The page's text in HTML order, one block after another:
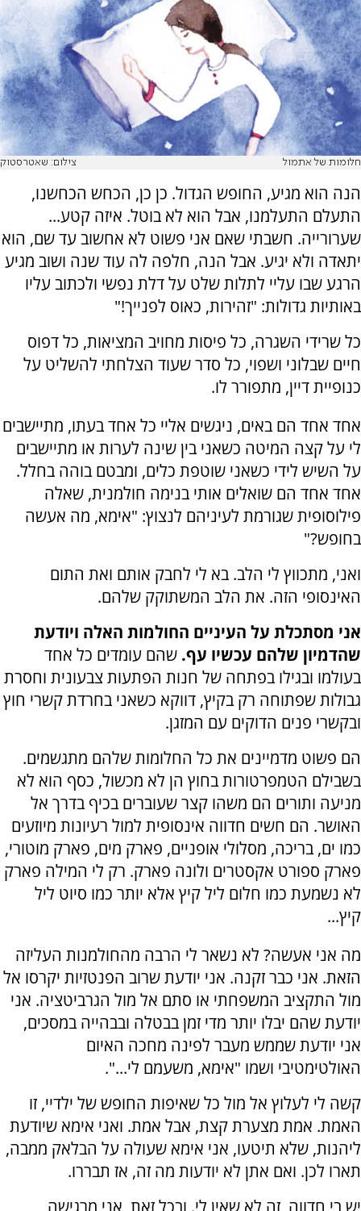
חלומות של אתמול צילום: שאטרסטוק
הנה הוא מגיע, החופש הגדול. כן כן, הכחש הכחשנו,
התעלם התעלמנו, אבל הוא לא בוטל. איזה קטע...
שערורייה. חשבתי שאם אני פשוט לא אחשוב עד שם, הוא
יתאדה ולא יגיע. אבל הנה, חלפה לה עוד שנה ושוב מגיע
הרגע שבו עליי לתלות שלט על דלת נפשי ולכתוב עליו
באותיות גדולות: "זהירות, כאוס לפנייך!"
כל שרידי השגרה, כל פיסות מחויב המציאות, כל דפוס
חיים שבלוני ושפוי, כל סדר שעוד הצלחתי להשליט על
כנופיית דיין, מתפורר לו.
אחד אחד הם באים, ניגשים אליי כל אחד בעתו, מתיישבים
לי על קצה המיטה כשאני בין שינה לערות או מתיישבים
על השיש לידי כשאני שוטפת כלים, ומבטם בוהה בחלל.
אחד אחד הם שואלים אותי בנימה חולמנית, שאלה
פילוסופית שגורמת לעיניהם לנצוץ: "אימא, מה אעשה
בחופש?"
ואני, מתכווץ לי הלב. בא לי לחבק אותם ואת התום
האינסופי הזה. את הלב המשתוקק שלהם.
אני מסתכלת על העיניים החולמות האלה ויודעת
שהדמיון שלהם עכשיו עף. שהם עומדים כל אחד
בעולמו ובגילו בפתחה של חנות הפתעות צבעונית וחסרת
גבולות שפתוחה רק בקיץ, דווקא כשאני בחרדת קשרי חוץ
ובקשרי פנים הדוקים עם המזגן.
הם פשוט מדמיינים את כל החלומות שלהם מתגשמים.
בשבילם הטמפרטורות בחוץ הן לא מכשול, כסף הוא לא
מניעה ותורים הם משהו קצר שעוברים בכיף בדרך אל
האושר. הם חשים חדווה אינסופית למול רעיונות מיוזעים
כמו ים, בריכה, מסלולי אופניים, פארק מים, פארק מוטורי,
פארק ספורט אקסטרים ולונה פארק. רק לי המילה פארק
לא נשמעת כמו חלום ליל קיץ אלא יותר כמו סיוט ליל
קיץ...
מה אני אעשה? לא נשאר לי הרבה מהחולמנות העליזה
הזאת. אני כבר זקנה. אני יודעת שרוב הפנטזיות יקרסו אל
מול התקציב המשפחתי או סתם אל מול הגרביטציה. אני
יודעת שהם יבלו יותר מדי זמן בבטלה ובבהייה במסכים,
אני יודעת שממש מעבר לפינה מחכה האיום
האולטימטיבי ושמו "אימא, משעמם לי...".
קשה לי לעלוץ אל מול כל שאיפות החופש של ילדיי, זו
האמת. אמת מצערת קצת, אבל אמת. ואני אימא שיודעת
ליהנות, שלא תיטעו, אני אימא שעולה על הבלאק ממבה,
תארו לכן. ואם אתן לא יודעות מה זה, אז תבררו.